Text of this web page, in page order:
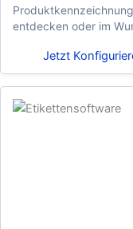
entdecken oder im
Jetzt